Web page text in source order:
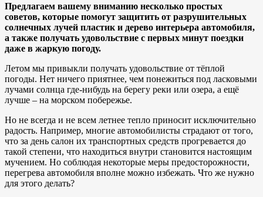
Предлагаем вашему вниманию несколько простых
советов, которые помогут защитить от разрушительных
солнечных лучей пластик и дерево интерьера автомобиля,
а также получать удовольствие с первых минут поездки
даже в жаркую погоду.
Летом мы привыкли получать удовольствие от тёплой
погоды. Нет ничего приятнее, чем понежиться под ласковыми
лучами солнца где-нибудь на берегу реки или озера, а ещё
лучше – на морском побережье.
Но не всегда и не всем летнее тепло приносит исключительно
радость. Например, многие автомобилисты страдают от того,
что за день салон их транспортных средств прогревается до
такой степени, что находиться внутри становится настоящим
мучением. Но соблюдая некоторые меры предосторожности,
перегрева автомобиля вполне можно избежать. Что же нужно
для этого делать?